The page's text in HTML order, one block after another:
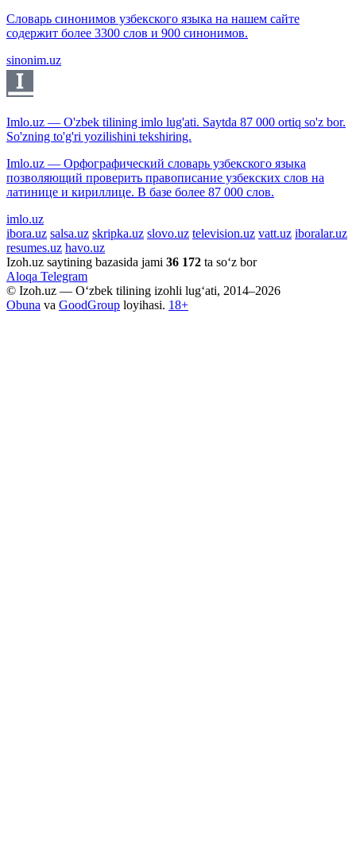
Словарь синонимов узбекского языка на нашем сайте
содержит более 3300 слов и 900 синонимов.
sinonim.uz
Imlo.uz — O'zbek tilining imlo lug'ati. Saytda 87 000 ortiq so'z bor.
So'zning to'g'ri yozilishini tekshiring.
Imlo.uz — Орфографический словарь узбекского языка
позволяющий проверить правописание узбекских слов на
латинице и кириллице. В базе более 87 000 слов.
imlo.uz
ibora.uz salsa.uz skripka.uz slovo.uz television.uz vatt.uz iboralar.uz
resumes.uz havo.uz
Izoh.uz saytining bazasida jami 36 172 ta so‘z bor
Aloqa Telegram
© Izoh.uz — O‘zbek tilining izohli lug‘ati, 2014–2026
Obuna va GoodGroup loyihasi. 18+